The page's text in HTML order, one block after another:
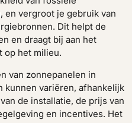
en vergroot je gebruik van
Dit helpt de
en draagt bij aan het
op het milieu.
van zonnepanelen in
variëren, afhankelijk
de installatie, de prijs van
en incentives. Het